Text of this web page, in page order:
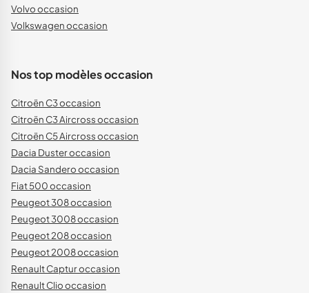
Volvo occasion
Volkswagen occasion
Nos top modèles occasion
Citroën C3 occasion
Citroën C3 Aircross occasion
Citroën C5 Aircross occasion
Dacia Duster occasion
Dacia Sandero occasion
Fiat 500 occasion
Peugeot 308 occasion
Peugeot 3008 occasion
Peugeot 208 occasion
Peugeot 2008 occasion
Renault Captur occasion
Renault Clio occasion